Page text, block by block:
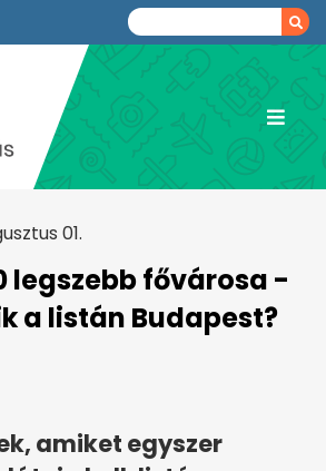
01.
legszebb fővárosa -
a listán Budapest?
amiket egyszer